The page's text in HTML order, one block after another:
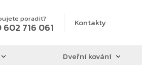
poradit?
602 716 061 Kontakty
Dveřní kování